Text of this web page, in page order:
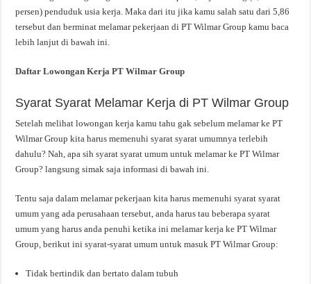
persen) penduduk usia kerja. Maka dari itu jika kamu salah satu dari 5,86
tersebut dan berminat melamar pekerjaan di PT Wilmar Group kamu baca
lebih lanjut di bawah ini.
Daftar Lowongan Kerja PT Wilmar Group
Syarat Syarat Melamar Kerja di PT Wilmar Group
Setelah melihat lowongan kerja kamu tahu gak sebelum melamar ke PT
Wilmar Group kita harus memenuhi syarat syarat umumnya terlebih
dahulu? Nah, apa sih syarat syarat umum untuk melamar ke PT Wilmar
Group? langsung simak saja informasi di bawah ini.
Tentu saja dalam melamar pekerjaan kita harus memenuhi syarat syarat
umum yang ada perusahaan tersebut, anda harus tau beberapa syarat
umum yang harus anda penuhi ketika ini melamar kerja ke PT Wilmar
Group, berikut ini syarat-syarat umum untuk masuk PT Wilmar Group:
Tidak bertindik dan bertato dalam tubuh